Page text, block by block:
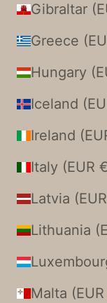
Italy